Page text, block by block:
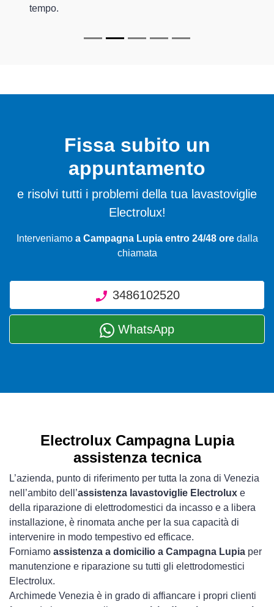
tempo.
Fissa subito un
appuntamento
e risolvi tutti i problemi della tua lavastoviglie
Electrolux!
Interveniamo a Campagna Lupia entro 24/48 oredalla
chiamata
3486102520
WhatsApp
Electrolux Campagna Lupia
assistenza tecnica
L’azienda, punto di riferimento per tutta la zona di Venezia
nell’ambito dell’assistenza lavastoviglie Electrolux e
della riparazione di elettrodomestici da incasso e a libera
installazione, è rinomata anche per la sua capacità di
intervenire in modo tempestivo ed efficace.
Forniamo assistenza a domicilio a Campagna Lupia per
manutenzione e riparazione su tutti gli elettrodomestici
Electrolux.
Archimede Venezia è in grado di affiancare i propri clienti